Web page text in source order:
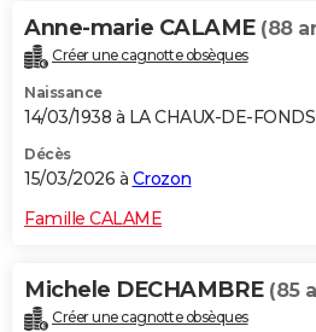
Anne-marie CALAME (88
Créer une cagnotte obsèques
Naissance
14/03/1938 à LA CHAUX-DE-FONDS
Décès
15/03/2026 à Crozon
Famille CALAME
Michele DECHAMBRE (85
Créer une cagnotte obsèques